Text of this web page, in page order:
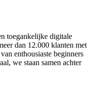
toegankelijke digitale
dan 12.000 klanten met
enthousiaste beginners
we staan samen achter